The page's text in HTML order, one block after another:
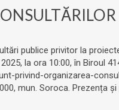
publice privitor la
la ora 10:00, în Biroul
privind-organizarea-
mun. Soroca.